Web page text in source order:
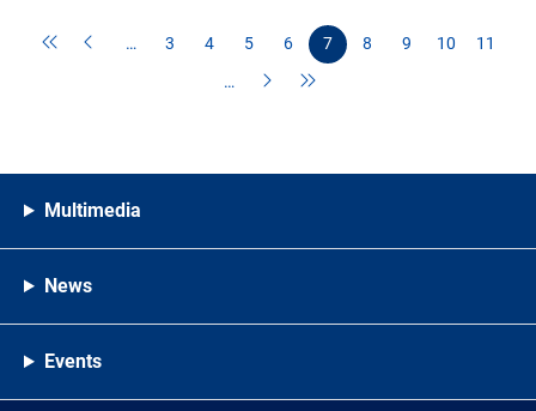
… 3 4 5 6 7 8 9 10
11
…
Multimedia
News
Events